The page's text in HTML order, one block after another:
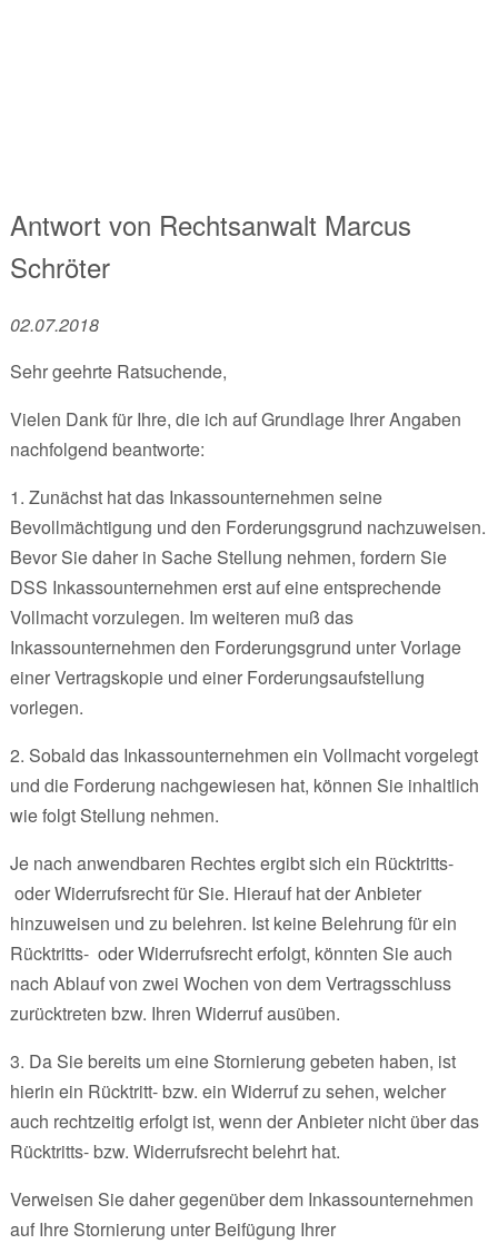
Antwort von Rechtsanwalt Marcus
Schröter
02.07.2018
Sehr geehrte Ratsuchende,
Vielen Dank für Ihre, die ich auf Grundlage Ihrer Angaben
nachfolgend beantworte:
1. Zunächst hat das Inkassounternehmen seine
Bevollmächtigung und den Forderungsgrund nachzuweisen.
Bevor Sie daher in Sache Stellung nehmen, fordern Sie
DSS Inkassounternehmen erst auf eine entsprechende
Vollmacht vorzulegen. Im weiteren muß das
Inkassounternehmen den Forderungsgrund unter Vorlage
einer Vertragskopie und einer Forderungsaufstellung
vorlegen.
2. Sobald das Inkassounternehmen ein Vollmacht vorgelegt
und die Forderung nachgewiesen hat, können Sie inhaltlich
wie folgt Stellung nehmen.
Je nach anwendbaren Rechtes ergibt sich ein Rücktritts-
oder Widerrufsrecht für Sie. Hierauf hat der Anbieter
hinzuweisen und zu belehren. Ist keine Belehrung für ein
Rücktritts- oder Widerrufsrecht erfolgt, könnten Sie auch
nach Ablauf von zwei Wochen von dem Vertragsschluss
zurücktreten bzw. Ihren Widerruf ausüben.
3. Da Sie bereits um eine Stornierung gebeten haben, ist
hierin ein Rücktritt- bzw. ein Widerruf zu sehen, welcher
auch rechtzeitig erfolgt ist, wenn der Anbieter nicht über das
Rücktritts- bzw. Widerrufsrecht belehrt hat.
Verweisen Sie daher gegenüber dem Inkassounternehmen
auf Ihre Stornierung unter Beifügung Ihrer